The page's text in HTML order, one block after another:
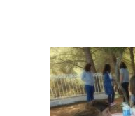
ΕΠΙΚΟΙΝΩΝΙΑ
SEARCH